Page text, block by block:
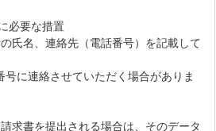
必要な措置
氏名、連絡先（電話番号）を記載して
連絡させていただく場合がありま
求書を提出される場合は、そのデータ